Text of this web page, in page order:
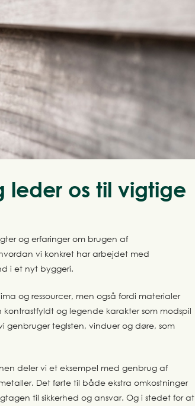
leder os til vigtige
og erfaringer om brugen af
vi konkret har arbejdet med
i et nyt byggeri.
og ressourcer, men også fordi materialer
og legende karakter som modspil
teglsten, vinduer og døre, som
deler vi et eksempel med genbrug af
Det førte til både ekstra omkostninger
til sikkerhed og ansvar. Og i stedet for at